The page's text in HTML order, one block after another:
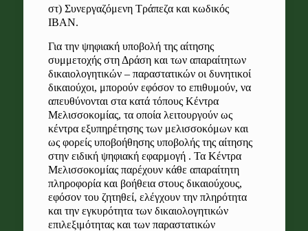
στ) Συνεργαζόμενη Τράπεζα και κωδικός
IBAN.
Για την ψηφιακή υποβολή της αίτησης
συμμετοχής στη Δράση και των απαραίτητων
δικαιολογητικών – παραστατικών οι δυνητικοί
δικαιούχοι, μπορούν εφόσον το επιθυμούν, να
απευθύνονται στα κατά τόπους Κέντρα
Μελισσοκομίας, τα οποία λειτουργούν ως
κέντρα εξυπηρέτησης των μελισσοκόμων και
ως φορείς υποβοήθησης υποβολής της αίτησης
στην ειδική ψηφιακή εφαρμογή . Τα Κέντρα
Μελισσοκομίας παρέχουν κάθε απαραίτητη
πληροφορία και βοήθεια στους δικαιούχους,
εφόσον του ζητηθεί, ελέγχουν την πληρότητα
και την εγκυρότητα των δικαιολογητικών
επιλεξιμότητας και των παραστατικών